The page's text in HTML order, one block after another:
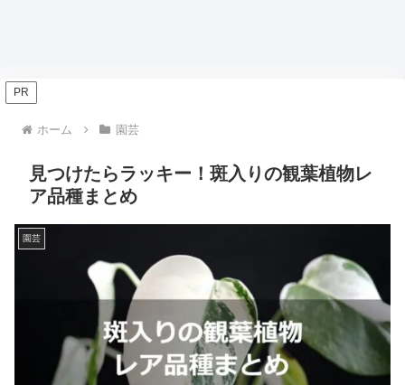
PR
ホーム 園芸
見つけたらラッキー！斑入りの観葉植物レ
ア品種まとめ
園芸